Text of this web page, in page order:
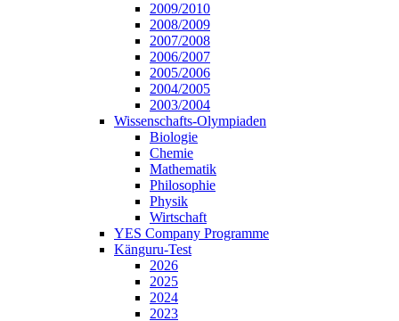
2009/2010
2008/2009
2007/2008
2006/2007
2005/2006
2004/2005
2003/2004
Wissenschafts-Olympiaden
Biologie
Chemie
Mathematik
Philosophie
Physik
Wirtschaft
YES Company Programme
Känguru-Test
2026
2025
2024
2023